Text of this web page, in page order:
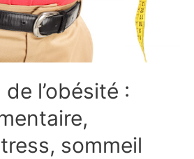
l’obésité :
sommeil